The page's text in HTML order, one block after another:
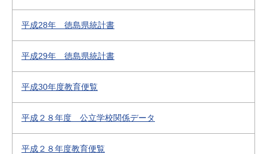
平成28年 徳島県統計書
平成29年 徳島県統計書
平成30年度教育便覧
平成２８年度 公立学校関係データ
平成２８年度教育便覧